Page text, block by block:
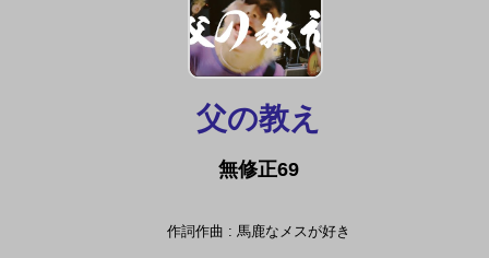
父の教え
無修正69
作詞作曲 : 馬鹿なメスが好き